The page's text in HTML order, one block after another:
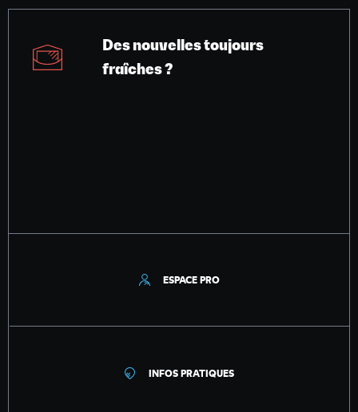
Des nouvelles toujours
fraîches ?
ESPACE PRO
INFOS PRATIQUES